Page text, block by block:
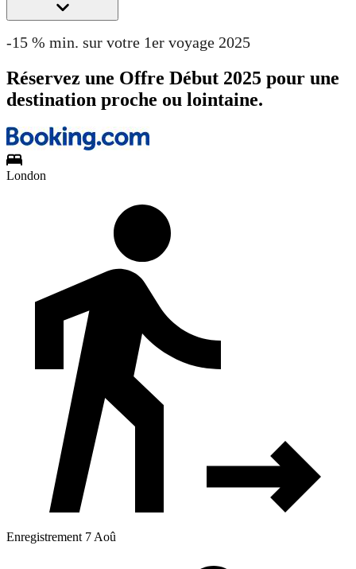
-15 % min. sur votre 1er voyage 2025
Réservez une Offre Début 2025 pour une
destination proche ou lointaine.
London
Enregistrement 7 Aoû